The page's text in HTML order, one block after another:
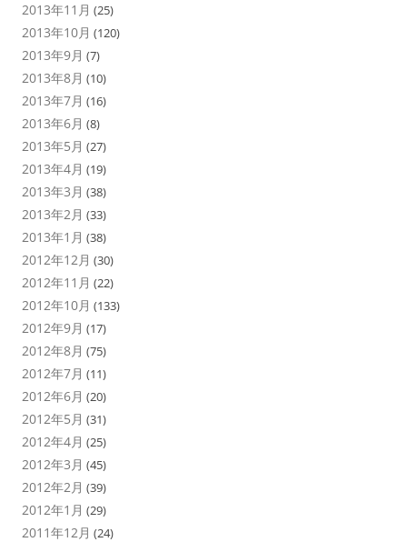
2013年11月 (25)
2013年10月 (120)
2013年9月 (7)
2013年8月 (10)
2013年7月 (16)
2013年6月 (8)
2013年5月 (27)
2013年4月 (19)
2013年3月 (38)
2013年2月 (33)
2013年1月 (38)
2012年12月 (30)
2012年11月 (22)
2012年10月 (133)
2012年9月 (17)
2012年8月 (75)
2012年7月 (11)
2012年6月 (20)
2012年5月 (31)
2012年4月 (25)
2012年3月 (45)
2012年2月 (39)
2012年1月 (29)
2011年12月 (24)